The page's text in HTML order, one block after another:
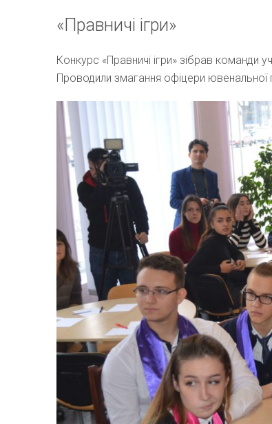
«Правничі ігри»
Конкурс «Правничі ігри» зібрав
Проводили змагання офіцери ювенальної